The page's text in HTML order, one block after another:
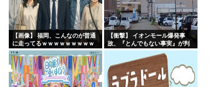
【画像】 福岡、こんなのが普通
に走ってるｗｗｗｗｗｗｗｗｗ
ｗｗｗｗｗｗｗ
【衝撃】 イオンモール爆発事
故、『とんでもない事実』が判
明してしまう・・・・・・